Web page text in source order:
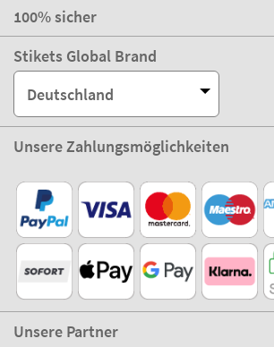
100% sicher
Stikets Global Brand
Deutschland
Unsere Zahlungsmöglichkeiten
Unsere Partner